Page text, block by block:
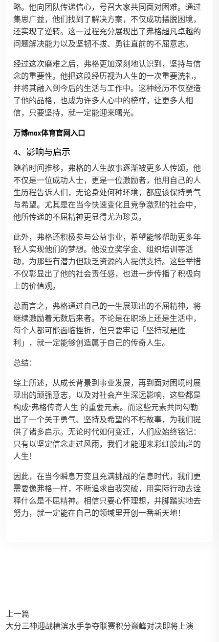
略。他向团队传递信心，号召大家共同面对困难。通过
集思广益，他们找到了解决方案，不仅成功摆脱困境，
还实现了逆转。这一过程充分展现出了弗格超凡卓越的
问题解决能力以及坚韧不拔、勇往直前的不屈意志。
经过这次磨难之后，弗格更加深刻地认识到，坚持与信
念的重要性。他把这段经历视为人生的一次重要洗礼，
并将其融入到今后的生活与工作中。这种经历不仅塑造
了他的品格，也成为许多人心中的榜样，让更多人相
信，只要坚持，就一定能迎来曙光。
万博max体育官网入口
4、影响与启示
随着时间推移，弗格的人生故事逐渐被更多人传颂。他
不仅是一位成功人士，更是一位激励者，他用自己的人
生历程告诉人们，无论身处何种环境，都应该保持勇气
与希望。尤其是在当今快速变化且竞争激烈的社会中，
他所传递的不屈精神更显得尤为珍贵。
此外，弗格还积极参与公益事业，希望能够帮助更多年
轻人实现他们的梦想。他设立奖学金、组织培训等活
动，为那些有潜力但缺乏资源的人提供支持。这些举措
不仅彰显出了他的社会责任感，也进一步传播了积极向
上的价值观。
总而言之，弗格通过自己的一生展现出的不屈精神，将
继续激励着无数后来者。不论是在职场上还是生活中，
每个人都可能面临挫折，但只要牢记「坚持就是胜
利」，就一定能够创造属于自己的传奇人生。
总结：
综上所述，从成长背景到事业发展，再到面对困境时展
现出的顽强意志，以及对社会产生深远影响，这些都是
构成“弗格传奇人生”的重要元素。而这些元素共同勾勒
出了一个关于勇气、坚持及希望的不朽故事，为我们提
供了诸多启示。无论时代如何变迁，人们应始终铭记：
只有以坚定信念走过风雨，我们才能迎来彩虹般灿烂的
人生！
因此，在当今瞬息万变且充满挑战的信息时代，我们更
需要像弗格一样，不断追求自我突破，用实际行动去诠
释什么是不屈精神。相信只要心怀理想，并脚踏实地去
努力，就一定能在自己的领域里开创一番新天地！
上一篇
大分三神迎战横滨水手争夺联赛积分巅峰对决即将上演